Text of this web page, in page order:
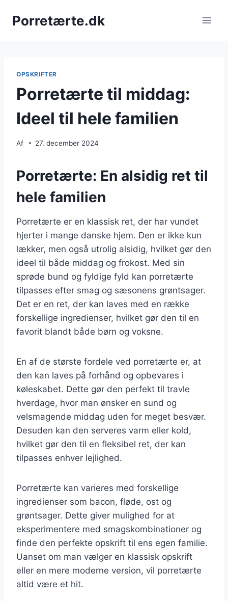
Porretærte.dk
OPSKRIFTER
Porretærte til middag:
Ideel til hele familien
Af 27. december 2024
Porretærte: En alsidig ret til
hele familien
Porretærte er en klassisk ret, der har vundet
hjerter i mange danske hjem. Den er ikke kun
lækker, men også utrolig alsidig, hvilket gør den
ideel til både middag og frokost. Med sin
sprøde bund og fyldige fyld kan porretærte
tilpasses efter smag og sæsonens grøntsager.
Det er en ret, der kan laves med en række
forskellige ingredienser, hvilket gør den til en
favorit blandt både børn og voksne.
En af de største fordele ved porretærte er, at
den kan laves på forhånd og opbevares i
køleskabet. Dette gør den perfekt til travle
hverdage, hvor man ønsker en sund og
velsmagende middag uden for meget besvær.
Desuden kan den serveres varm eller kold,
hvilket gør den til en fleksibel ret, der kan
tilpasses enhver lejlighed.
Porretærte kan varieres med forskellige
ingredienser som bacon, fløde, ost og
grøntsager. Dette giver mulighed for at
eksperimentere med smagskombinationer og
finde den perfekte opskrift til ens egen familie.
Uanset om man vælger en klassisk opskrift
eller en mere moderne version, vil porretærte
altid være et hit.